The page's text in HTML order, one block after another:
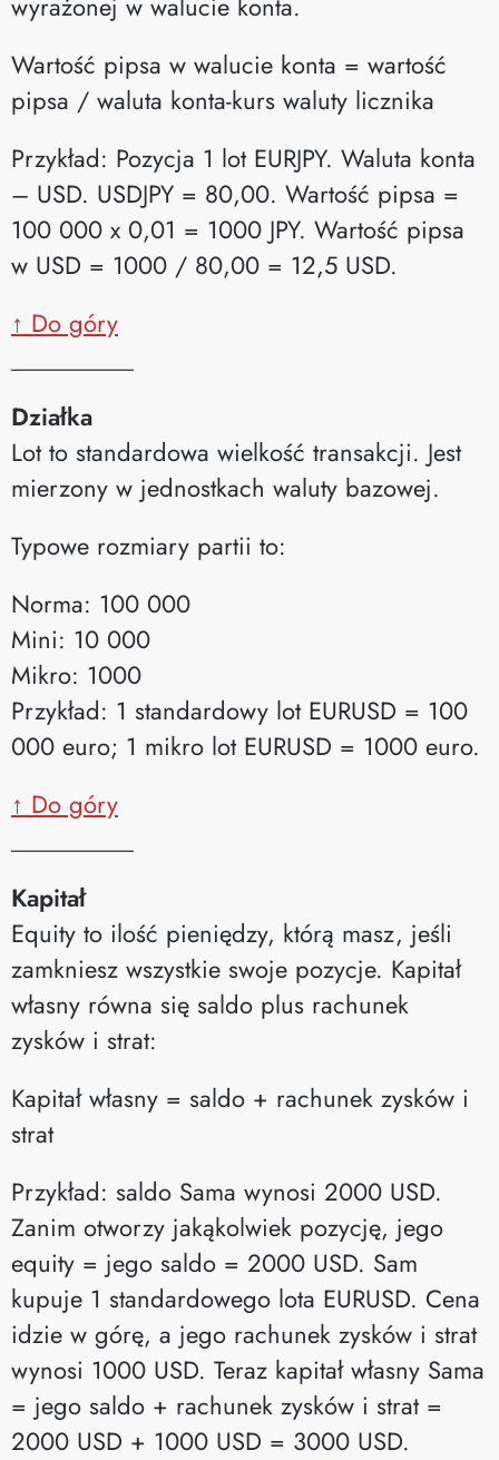
Wartość pipsa w walucie konta = wartość
pipsa / waluta konta-kurs waluty licznika
Przykład: Pozycja 1 lot EURJPY. Waluta konta
– USD. USDJPY = 80,00. Wartość pipsa =
100 000 x 0,01 = 1000 JPY. Wartość pipsa
w USD = 1000 / 80,00 = 12,5 USD.
↑ Do góry
Działka
Lot to standardowa wielkość transakcji. Jest
mierzony w jednostkach waluty bazowej.
Typowe rozmiary partii to:
Norma: 100 000
Mini: 10 000
Mikro: 1000
Przykład: 1 standardowy lot EURUSD = 100
000 euro; 1 mikro lot EURUSD = 1000 euro.
↑ Do góry
Kapitał
Equity to ilość pieniędzy, którą masz, jeśli
zamkniesz wszystkie swoje pozycje. Kapitał
własny równa się saldo plus rachunek
zysków i strat:
Kapitał własny = saldo + rachunek zysków i
strat
Przykład: saldo Sama wynosi 2000 USD.
Zanim otworzy jakąkolwiek pozycję, jego
equity = jego saldo = 2000 USD. Sam
kupuje 1 standardowego lota EURUSD. Cena
idzie w górę, a jego rachunek zysków i strat
wynosi 1000 USD. Teraz kapitał własny Sama
= jego saldo + rachunek zysków i strat =
2000 USD + 1000 USD = 3000 USD.